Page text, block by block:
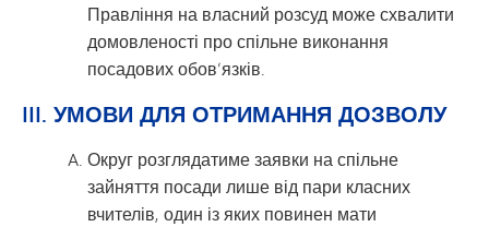
Правління на власний розсуд може схвалити
домовленості про спільне виконання
посадових обов’язків.
III. УМОВИ ДЛЯ ОТРИМАННЯ ДОЗВОЛУ
Округ розглядатиме заявки на спільне
зайняття посади лише від пари класних
вчителів, один із яких повинен мати